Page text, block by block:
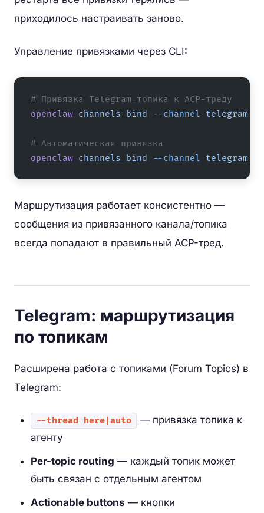
приходилось настраивать заново.
Управление привязками через CLI:
# Привязка Telegram-топика к ACP-треду
openclaw channels bind --channel telegram
# Автоматическая привязка
openclaw channels bind --channel telegram
Маршрутизация работает консистентно —
сообщения из привязанного канала/топика
всегда попадают в правильный ACP-тред.
Telegram: маршрутизация
по топикам
Расширена работа с топиками (Forum Topics) в
Telegram:
--thread here|auto
— привязка топика к
агенту
Per-topic routing — каждый топик может
быть связан с отдельным агентом
Actionable buttons — кнопки